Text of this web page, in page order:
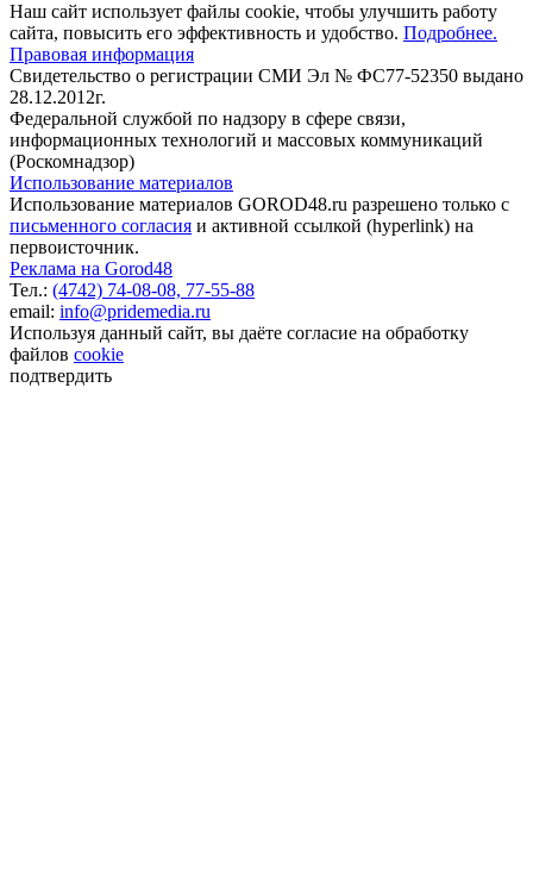
Наш сайт использует файлы cookie, чтобы улучшить работу
сайта, повысить его эффективность и удобство. Подробнее.
Правовая информация
Свидетельство о регистрации СМИ Эл № ФС77-52350 выдано
28.12.2012г.
Федеральной службой по надзору в сфере связи,
информационных технологий и массовых коммуникаций
(Роскомнадзор)
Использование материалов
Использование материалов GOROD48.ru разрешено только с
письменного согласия и активной ссылкой (hyperlink) на
первоисточник.
Реклама на Gorod48
Тел.: (4742) 74-08-08, 77-55-88
email: info@pridemedia.ru
Используя данный сайт, вы даёте согласие на обработку
файлов cookie
подтвердить